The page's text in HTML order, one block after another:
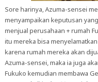
Sore harinya, Azuma-sensei
menyampaikan keputusan
menjual perusahaan + rumah
itu mereka bisa
karena rumah mereka akan
Azuma-sensei, maka ia juga
Fukuko kemudian membawa